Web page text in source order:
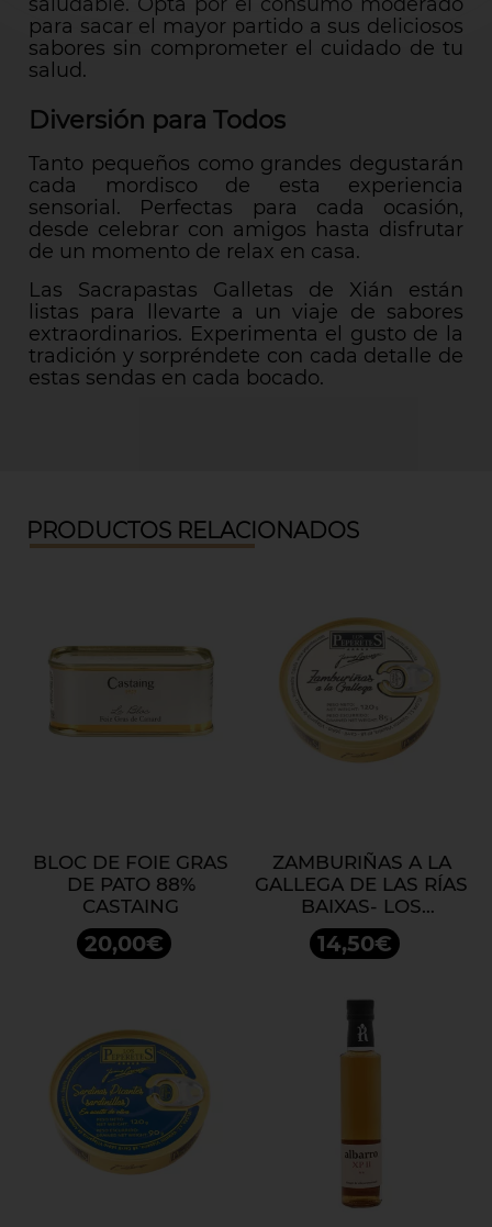
para sacar el mayor partido a sus deliciosos
sabores sin comprometer el cuidado de tu
salud.
Diversión para Todos
Tanto pequeños como grandes degustarán
cada mordisco de esta experiencia
sensorial. Perfectas para cada ocasión,
desde celebrar con amigos hasta disfrutar
de un momento de relax en casa.
Las Sacrapastas Galletas de Xián están
listas para llevarte a un viaje de sabores
extraordinarios. Experimenta el gusto de la
tradición y sorpréndete con cada detalle de
estas sendas en cada bocado.
PRODUCTOS RELACIONADOS
BLOC DE FOIE GRAS
DE PATO 88%
CASTAING
20,00€
ZAMBURIÑAS A LA
GALLEGA DE LAS RÍAS
BAIXAS- LOS
PEPERETES
14,50€